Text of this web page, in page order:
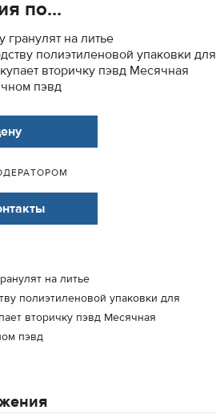
по...
гранулят на литье
полиэтиленовой упаковки для
вторичку пэвд Месячная
пэвд
на литье
полиэтиленовой упаковки для
вторичку пэвд Месячная
пэвд